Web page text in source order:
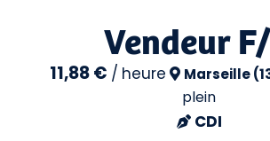
Vendeur
11,88 € / heure Marseille
plein
CDI